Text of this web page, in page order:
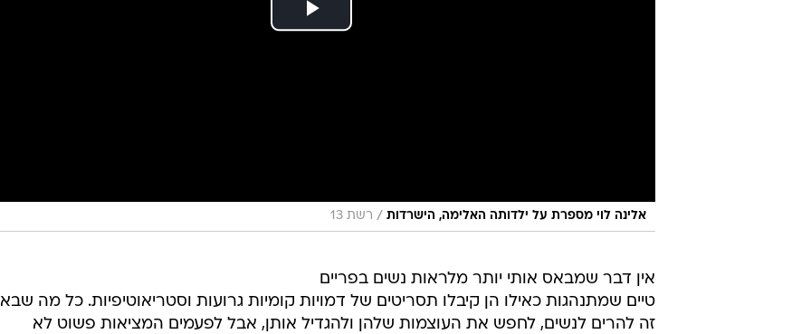
אלינה לוי מספרת על ילדותה האלימה, הישרדות / רשת 13
אין דבר שמבאס אותי יותר מלראות נשים בפריים
טיים שמתנהגות כאילו הן קיבלו תסריטים של דמויות קומיות גרועות וסטריאוטיפיות. כל מה שבא
זה להרים לנשים, לחפש את העוצמות שלהן ולהגדיל אותן, אבל לפעמים המציאות פשוט לא